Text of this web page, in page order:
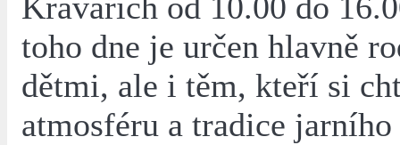
Kravařích od 10.00 do
toho dne je určen hlavně
dětmi, ale i těm, kteří si
atmosféru a tradice